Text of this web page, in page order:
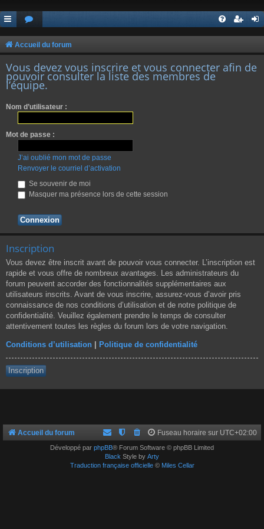
Accueil du forum
Vous devez vous inscrire et vous connecter afin de
pouvoir consulter la liste des membres de
l’équipe.
Nom d’utilisateur :
Mot de passe :
J’ai oublié mon mot de passe
Renvoyer le courriel d’activation
Se souvenir de moi
Masquer ma présence lors de cette session
Inscription
Vous devez être inscrit avant de pouvoir vous connecter. L’inscription est
rapide et vous offre de nombreux avantages. Les administrateurs du
forum peuvent accorder des fonctionnalités supplémentaires aux
utilisateurs inscrits. Avant de vous inscrire, assurez-vous d’avoir pris
connaissance de nos conditions d’utilisation et de notre politique de
confidentialité. Veuillez également prendre le temps de consulter
attentivement toutes les règles du forum lors de votre navigation.
Conditions d’utilisation Politique de confidentialité
Inscription
Accueil du forum Fuseau horaire sur UTC+02:00
Développé par phpBB® Forum Software © phpBB Limited
Black Style by Arty
Traduction française officielle© Miles Cellar